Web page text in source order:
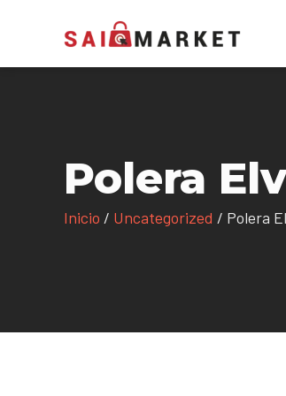
Polera
Inicio / Uncategorized / Polera